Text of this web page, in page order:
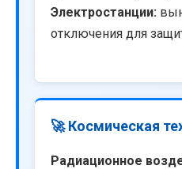
Электростанции:
отключения для
🚀 Космическая
Радиационное